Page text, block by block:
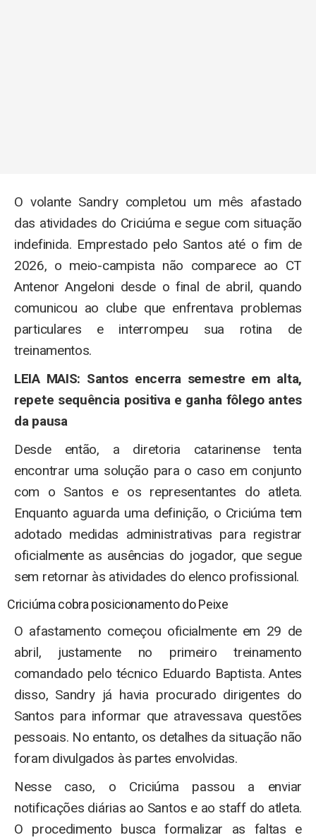
O volante Sandry completou um mês afastado
das atividades do Criciúma e segue com situação
indefinida. Emprestado pelo Santos até o fim de
2026, o meio-campista não comparece ao CT
Antenor Angeloni desde o final de abril, quando
comunicou ao clube que enfrentava problemas
particulares e interrompeu sua rotina de
treinamentos.
LEIA MAIS: Santos encerra semestre em alta,
repete sequência positiva e ganha fôlego antes
da pausa
Desde então, a diretoria catarinense tenta
encontrar uma solução para o caso em conjunto
com o Santos e os representantes do atleta.
Enquanto aguarda uma definição, o Criciúma tem
adotado medidas administrativas para registrar
oficialmente as ausências do jogador, que segue
sem retornar às atividades do elenco profissional.
Criciúma cobra posicionamento do Peixe
O afastamento começou oficialmente em 29 de
abril, justamente no primeiro treinamento
comandado pelo técnico Eduardo Baptista. Antes
disso, Sandry já havia procurado dirigentes do
Santos para informar que atravessava questões
pessoais. No entanto, os detalhes da situação não
foram divulgados às partes envolvidas.
Nesse caso, o Criciúma passou a enviar
notificações diárias ao Santos e ao staff do atleta.
O procedimento busca formalizar as faltas e